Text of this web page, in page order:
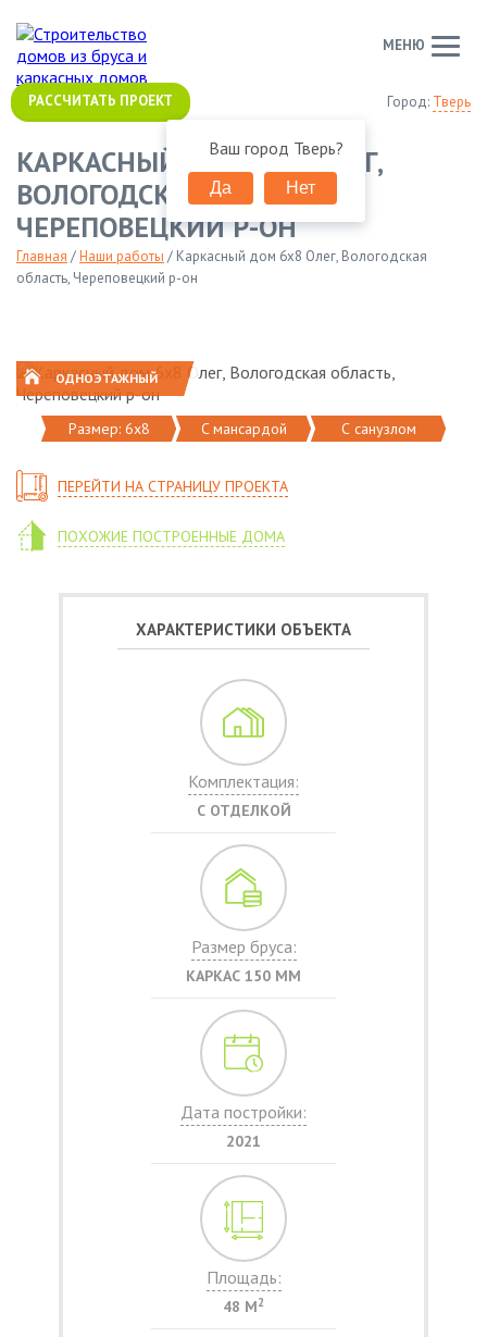
Город: Тверь
Ваш город Тверь?
Да Нет
РАССЧИТАТЬ ПРОЕКТ
МЕНЮ
КАРКАСНЫЙ ДОМ 6Х8 ОЛЕГ,
ВОЛОГОДСКАЯ ОБЛАСТЬ,
ЧЕРЕПОВЕЦКИЙ Р-ОН
Главная /Наши работы / Каркасный дом 6х8 Олег, Вологодская
область, Череповецкий р-он
ОДНОЭТАЖНЫЙ
Размер: 6х8 C мансардой С санузлом
ПЕРЕЙТИ НА СТРАНИЦУ ПРОЕКТА
ПОХОЖИЕ ПОСТРОЕННЫЕ ДОМА
ХАРАКТЕРИСТИКИ ОБЪЕКТА
Комплектация:
С ОТДЕЛКОЙ
Размер бруса:
КАРКАС 150 ММ
Дата постройки:
2021
Площадь:
48 М2